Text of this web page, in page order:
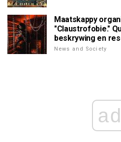
Maatskappy
"Claustrofobie."
beskrywing en
News and Society
ad